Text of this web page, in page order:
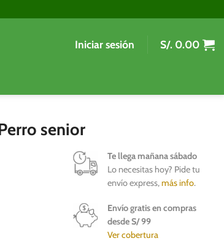
Iniciar sesión S/. 0.00
senior
Te llega mañana sábado
Lo necesitas hoy? Pide tu
envío express,más info.
Envío gratis en compras
desde S/ 99
Ver cobertura